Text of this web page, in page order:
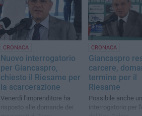
posizione di
CRONACA
Nuovo interrogatorio
per Giancaspro,
chiesto il Riesame per
la scarcerazione
Venerdì l'imprenditore ha
risposto alle domande dei
CRONACA
Giancaspro
carcere,
termine per il
Riesame
Possibile anche
interrogatorio per